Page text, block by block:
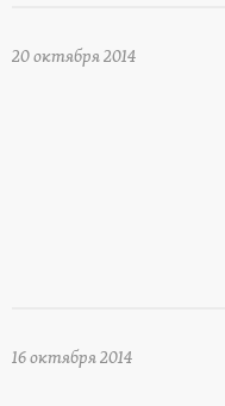
20 октября 2014
16 октября 2014